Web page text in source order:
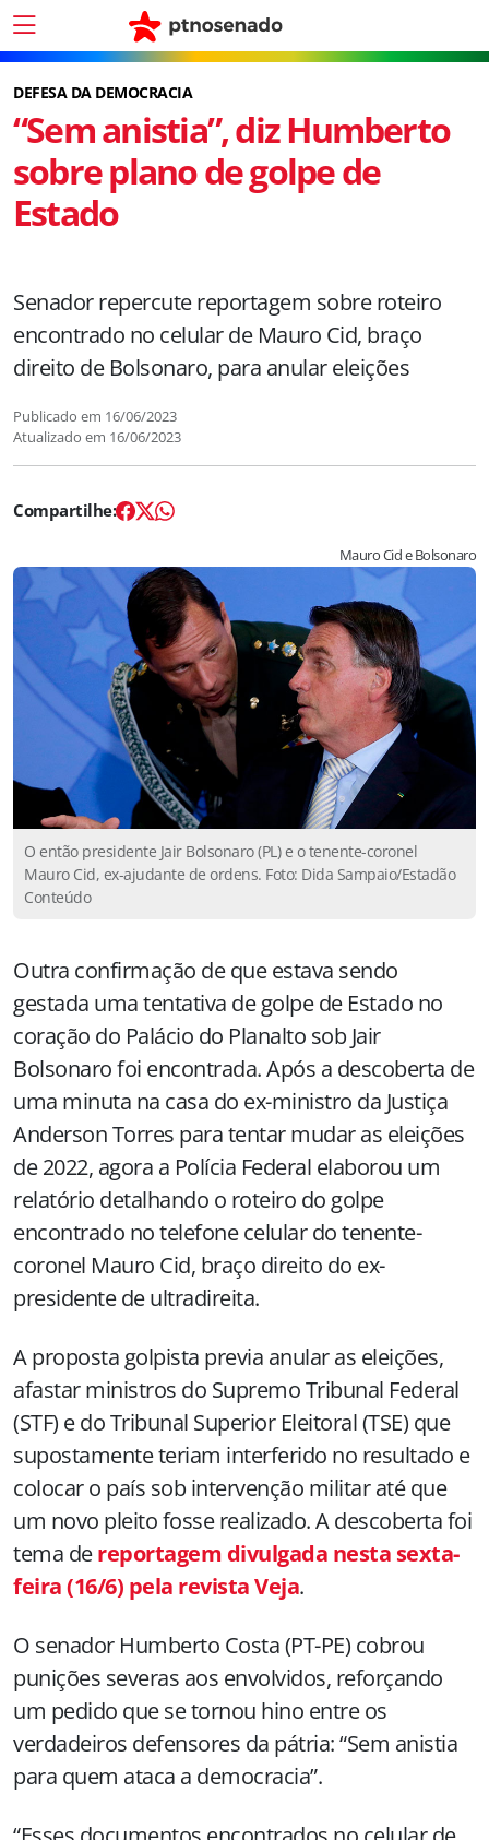
DEFESA DA DEMOCRACIA
“Sem anistia”, diz Humberto
sobre plano de golpe de
Estado
Senador repercute reportagem sobre roteiro
encontrado no celular de Mauro Cid, braço
direito de Bolsonaro, para anular eleições
Publicado em 16/06/2023
Atualizado em 16/06/2023
Mauro Cid e Bolsonaro
O então presidente Jair Bolsonaro (PL) e o tenente-coronel
Mauro Cid, ex-ajudante de ordens. Foto: Dida Sampaio/Estadão
Conteúdo
Outra confirmação de que estava sendo
gestada uma tentativa de golpe de Estado no
coração do Palácio do Planalto sob Jair
Bolsonaro foi encontrada. Após a descoberta de
uma minuta na casa do ex-ministro da Justiça
Anderson Torres para tentar mudar as eleições
de 2022, agora a Polícia Federal elaborou um
relatório detalhando o roteiro do golpe
encontrado no telefone celular do tenente-
coronel Mauro Cid, braço direito do ex-
presidente de ultradireita.
A proposta golpista previa anular as eleições,
afastar ministros do Supremo Tribunal Federal
(STF) e do Tribunal Superior Eleitoral (TSE) que
supostamente teriam interferido no resultado e
colocar o país sob intervenção militar até que
um novo pleito fosse realizado. A descoberta foi
tema dereportagem divulgada nesta sexta-
feira (16/6) pela revista Veja.
O senador Humberto Costa (PT-PE) cobrou
punições severas aos envolvidos, reforçando
um pedido que se tornou hino entre os
verdadeiros defensores da pátria: “Sem anistia
para quem ataca a democracia”.